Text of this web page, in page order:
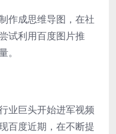
作成思维导图，在社
试利用百度图片推
业巨头开始进军视频
百度近期，在不断提